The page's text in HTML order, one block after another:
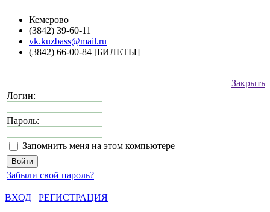
Кемерово
(3842) 39-60-11
vk.kuzbass@mail.ru
(3842) 66-00-84 [БИЛЕТЫ]
Закрыть
Логин:
Пароль:
Запомнить меня на этом компьютере
Забыли свой пароль?
ВХОД
РЕГИСТРАЦИЯ